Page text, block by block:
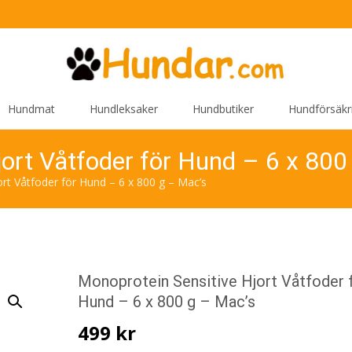
Hundmat Hundleksaker Hundbutiker
Våtfoder för Hund – 6 x 800
Våtfoder för Hund – 6 x 800 g – Mac’s
Monoprotein Sensitive Hjort Våtfoder
Hund – 6 x 800 g – Mac’s
499 kr